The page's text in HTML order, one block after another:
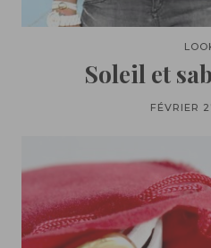
Soleil et
FÉVRIER